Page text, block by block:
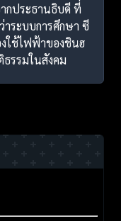
กประธานธิบดี ที่
าระบบการศึกษา ซี
ใช้ไฟฟ้าของชินฮ
รรมในสังคม